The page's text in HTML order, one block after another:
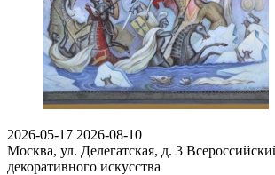
2026-05-17 2026-08-10
Москва, ул. Делегатская, д. 3
декоративного искусства